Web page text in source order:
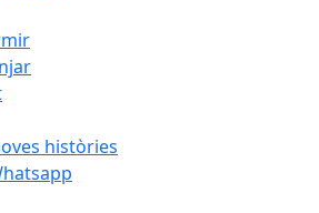
històries